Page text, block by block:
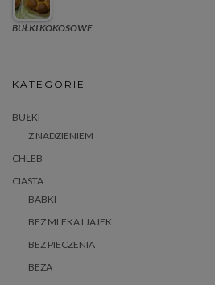
BUŁKI KOKOSOWE
KATEGORIE
BUŁKI
Z NADZIENIEM
CHLEB
CIASTA
BABKI
BEZ MLEKA I JAJEK
BEZ PIECZENIA
BEZA